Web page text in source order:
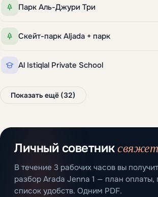
Парк Аль-Джури Три
Скейт-парк Aljada + парк
Al Istiqlal Private School
Показать ещё (32)
Личный советник
В течение 3 рабочих часов вы
разбор Arada Jenna 1 — план оплаты,
список удобств. Одним PDF.